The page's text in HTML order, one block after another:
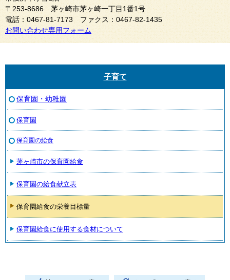
〒253-8686 茅ヶ崎市茅ヶ崎一丁目1番1号
電話：0467-81-7173 ファクス：0467-82-1435
お問い合わせ専用フォーム
子育て
保育園・幼稚園
保育園
保育園の給食
茅ヶ崎市の保育園給食
保育園の給食献立表
保育園給食の栄養目標量
保育園給食に使用する食材について